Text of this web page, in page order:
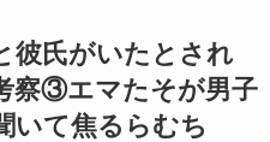
彼氏がいたとされ
察③エマたそが男子
いて焦るらむち